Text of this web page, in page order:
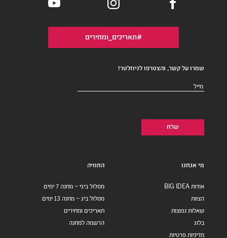
#תאריכים_ומחירים
שמרו על קשר, והצטרפו לניוזלטר!
דואר
מי אנחנו
אודות BIG IDEA
הצוות
שאלות נפוצות
בלוג
מדיניות פרטיות
החוויה
מסלול ביגי – מחנה 7 ימים
מסלול ביג – מחנה 13 ימים
תאריכים ומחירים
הרשמה למחנה